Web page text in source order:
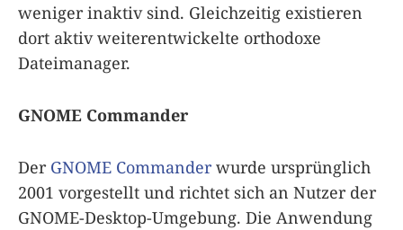
weniger inaktiv sind. Gleichzeitig existieren
dort aktiv weiterentwickelte orthodoxe
Dateimanager.
GNOME Commander
Der GNOME Commanderwurde ursprünglich
2001 vorgestellt und richtet sich an Nutzer der
GNOME-Desktop-Umgebung. Die Anwendung